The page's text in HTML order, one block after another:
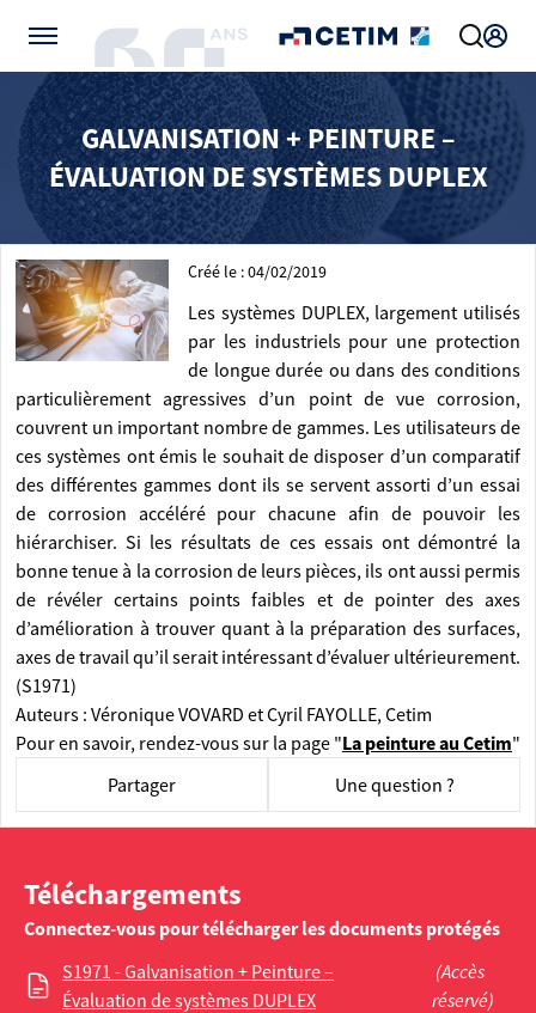
GALVANISATION + PEINTURE –
ÉVALUATION DE SYSTÈMES DUPLEX
Créé le : 04/02/2019
Les systèmes DUPLEX, largement utilisés
par les industriels pour une protection
de longue durée ou dans des conditions
particulièrement agressives d’un point de vue corrosion,
couvrent un important nombre de gammes. Les utilisateurs de
ces systèmes ont émis le souhait de disposer d’un comparatif
des différentes gammes dont ils se servent assorti d’un essai
de corrosion accéléré pour chacune afin de pouvoir les
hiérarchiser. Si les résultats de ces essais ont démontré la
bonne tenue à la corrosion de leurs pièces, ils ont aussi permis
de révéler certains points faibles et de pointer des axes
d’amélioration à trouver quant à la préparation des surfaces,
axes de travail qu’il serait intéressant d’évaluer ultérieurement.
(S1971)
Auteurs : Véronique VOVARD et Cyril FAYOLLE, Cetim
Pour en savoir, rendez-vous sur la page "La peinture au Cetim"
Partager
Une question ?
Téléchargements
Connectez-vous pour télécharger les documents protégés
S1971 - Galvanisation + Peinture –
Évaluation de systèmes DUPLEX
(Accès
réservé)